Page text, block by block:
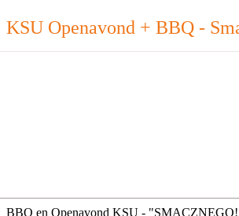
KSU Openavond + BBQ -
BBQ en Openavond KSU -